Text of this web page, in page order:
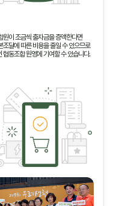
원이 조금씩 출자금을 증액한다면
조달에 따른 비용을 줄일 수 있으므로
협동조합 원영에 기여할 수 있습니다.